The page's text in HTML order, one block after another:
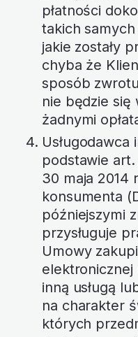
płatności
takich
jakie zostały
chyba że
sposób
nie będzie się
żadnymi
Usługodawca
podstawie
30 maja 2014
konsumenta
późniejszymi
przysługuje
Umowy
elektronicznej
inną usługą
na charakter
których